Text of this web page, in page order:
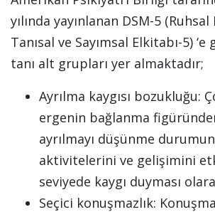
yılında yayınlanan DSM-5
Tanısal ve Sayımsal Elkitabı-5) ‘e
tanı alt grupları yer almaktadır;
Ayrılma kaygısı bozukluğu:
ergenin bağlanma
ayrılmayı düşünme
aktivitelerini ve gelişimini
seviyede kaygı duyması
Seçici konuşmazlık: